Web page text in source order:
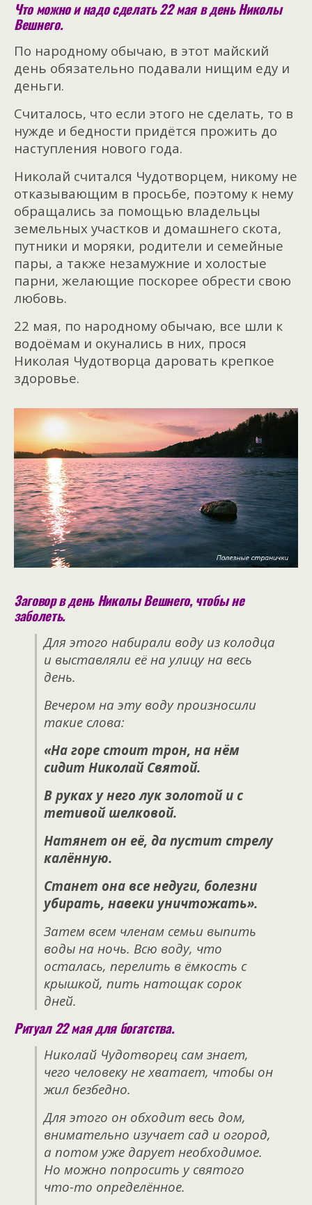
Что можно и надо сделать 22 мая в день Николы
Вешнего.
По народному обычаю, в этот майский
день обязательно подавали нищим еду и
деньги.
Считалось, что если этого не сделать, то в
нужде и бедности придётся прожить до
наступления нового года.
Николай считался Чудотворцем, никому не
отказывающим в просьбе, поэтому к нему
обращались за помощью владельцы
земельных участков и домашнего скота,
путники и моряки, родители и семейные
пары, а также незамужние и холостые
парни, желающие поскорее обрести свою
любовь.
22 мая, по народному обычаю, все шли к
водоёмам и окунались в них, прося
Николая Чудотворца даровать крепкое
здоровье.
Заговор в день Николы Вешнего, чтобы не
заболеть.
Для этого набирали воду из колодца
и выставляли её на улицу на весь
день.
Вечером на эту воду произносили
такие слова:
«На горе стоит трон, на нём
сидит Николай Святой.
В руках у него лук золотой и с
тетивой шелковой.
Натянет он её, да пустит стрелу
калённую.
Станет она все недуги, болезни
убирать, навеки уничтожать».
Затем всем членам семьи выпить
воды на ночь. Всю воду, что
осталась, перелить в ёмкость с
крышкой, пить натощак сорок
дней.
Ритуал 22 мая для богатства.
Николай Чудотворец сам знает,
чего человеку не хватает, чтобы он
жил безбедно.
Для этого он обходит весь дом,
внимательно изучает сад и огород,
а потом уже дарует необходимое.
Но можно попросить у святого
что-то определённое.